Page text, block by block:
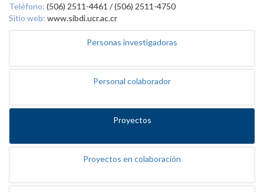
Teléfono: (506) 2511-4461 / (506) 2511-4750
Sitio web: www.sibdi.ucr.ac.cr
Personas investigadoras
Personal colaborador
Proyectos
Proyectos en colaboración